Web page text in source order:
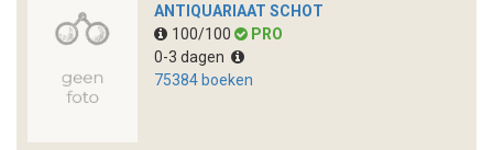
ANTIQUARIAAT SCHOT
100/100
PRO
0-3 dagen
75384 boeken